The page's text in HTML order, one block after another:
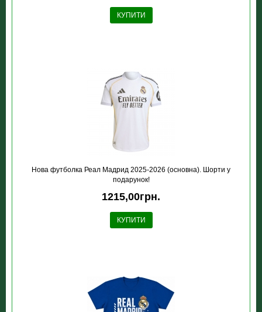
КУПИТИ
Нова футболка Реал Мадрид 2025-2026 (основна). Шорти у
подарунок!
1215,00грн.
КУПИТИ